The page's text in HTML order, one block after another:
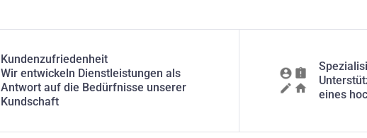
Kundenzufriedenheit
Wir entwickeln Dienstleistungen als
Antwort auf die Bedürfnisse unserer
Kundschaft
eines